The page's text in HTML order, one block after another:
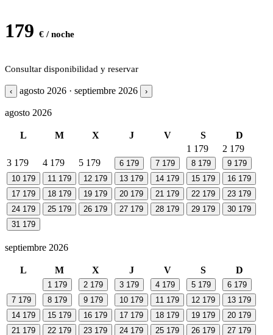
179 € / noche
Consultar disponibilidad y reservar
‹ agosto 2026 · septiembre 2026 ›
agosto 2026
L M X J V S
D
1 179 2 179
3 179 4 179 5 179 6 179 7 179 8 179 9 179
10 179 11 179 12 179 13 179 14 179 15 179 16 179
17 179 18 179 19 179 20 179 21 179 22 179 23 179
24 179 25 179 26 179 27 179 28 179 29 179 30 179
31 179
septiembre 2026
L M X J V S D
1 179 2 179 3 179 4 179 5 179 6 179
7 179 8 179 9 179 10 179 11 179 12 179 13 179
14 179 15 179 16 179 17 179 18 179 19 179 20 179
21 179 22 179 23 179 24 179 25 179 26 179 27 179